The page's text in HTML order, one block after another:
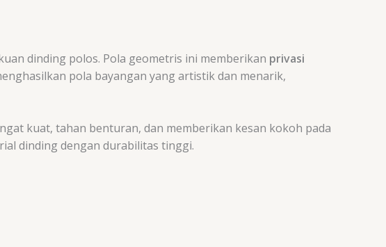
dinding polos. Pola geometris ini memberikan privasi
pola bayangan yang artistik dan menarik,
kuat, tahan benturan, dan memberikan kesan kokoh pada
dinding dengan durabilitas tinggi.